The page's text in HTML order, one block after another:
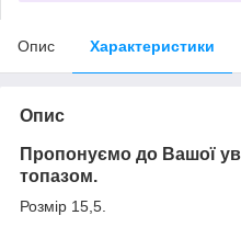
Опис Характеристики
Опис
Пропонуємо до Вашої
топазом.
Розмір 15,5.